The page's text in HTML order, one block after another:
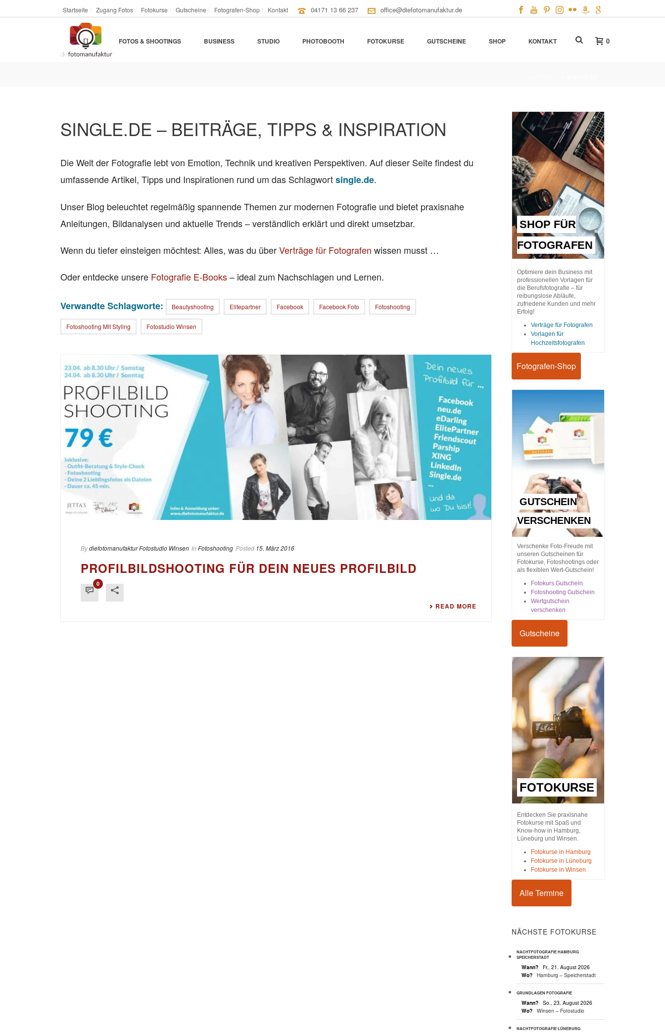
Startseite Zugang Fotos Fotokurse Gutscheine Fotografen-Shop Kontakt 04171 13 66 237 office@diefotomanufaktur.de
FOTOS & SHOOTINGS BUSINESS STUDIO PHOTOBOOTH FOTOKURSE GUTSCHEINE SHOP KONTAKT 0
SINGLE.DE – BEITRÄGE, TIPPS & INSPIRATION
Die Welt der Fotografie lebt von Emotion, Technik und kreativen Perspektiven. Auf dieser Seite findest du
umfassende Artikel, Tipps und Inspirationen rund um das Schlagwortsingle.de.
Unser Blog beleuchtet regelmäßig spannende Themen zur modernen Fotografie und bietet praxisnahe
Anleitungen, Bildanalysen und aktuelle Trends – verständlich erklärt und direkt umsetzbar.
Wenn du tiefer einsteigen möchtest: Alles, was du überVerträge für Fotografen wissen musst …
Oder entdecke unsere Fotografie E-Books– ideal zum Nachschlagen und Lernen.
Verwandte Schlagworte: Beautyshooting Elitepartner Facebook Facebook Foto Fotoshooting
Fotoshooting Mit Styling Fotostudio Winsen
Bydiefotomanufaktur Fotostudio Winsen In Fotoshooting Posted 15. März 2016
PROFILBILDSHOOTING FÜR DEIN NEUES PROFILBILD
0
READ MORE
SHOP FÜR
FOTOGRAFEN
Optimiere dein Business mit
professionellen Vorlagen für
die Berufsfotografie – für
reibungslose Abläufe,
zufriedene Kunden und mehr
Erfolg!
Verträge für Fotografen
Vorlagen für
Hochzeitsfotografen
Fotografen-Shop
GUTSCHEIN
VERSCHENKEN
Verschenke Foto-Freude mit
unseren Gutscheinen für
Fotokurse, Fotoshootings oder
als flexiblen Wert-Gutschein!
Fotokurs Gutschein
Fotoshooting Gutschein
Wertgutschein
verschenken
Gutscheine
FOTOKURSE
Entdecken Sie praxisnahe
Fotokurse mit Spaß und
Know-how in Hamburg,
Lüneburg und Winsen.
Fotokurse in Hamburg
Fotokurse in Lüneburg
Fotokurse in Winsen
Alle Termine
NÄCHSTE FOTOKURSE
NACHTFOTOGRAFIE HAMBURG
SPEICHERSTADT
Wann?
Fr., 21. August 2026
Wo?
Hamburg – Speicherstadt
GRUNDLAGEN FOTOGRAFIE
Wann?
So., 23. August 2026
Wo?
Winsen – Fotostudio
NACHTFOTOGRAFIE LÜNEBURG